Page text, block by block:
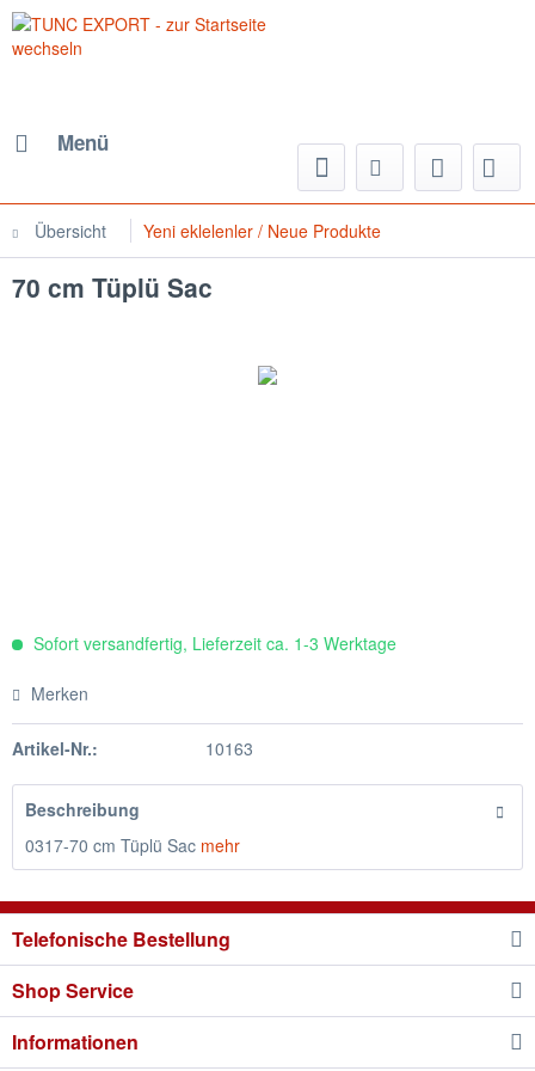
Menü
Übersicht Yeni eklelenler / Neue Produkte
70 cm Tüplü Sac
Sofort versandfertig, Lieferzeit ca. 1-3 Werktage
Merken
Artikel-Nr.: 10163
Beschreibung
0317-70 cm Tüplü Sac mehr
Telefonische Bestellung
Shop Service
Informationen